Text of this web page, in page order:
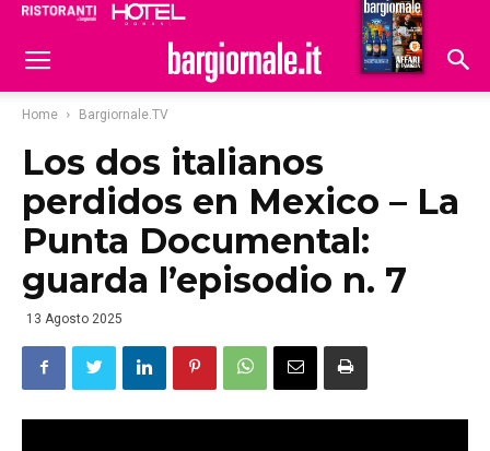
Hoteldomani
Home Bargiornale.TV
Los dos italianos
perdidos en Mexico – La
Punta Documental:
guarda l’episodio n. 7
13 Agosto 2025